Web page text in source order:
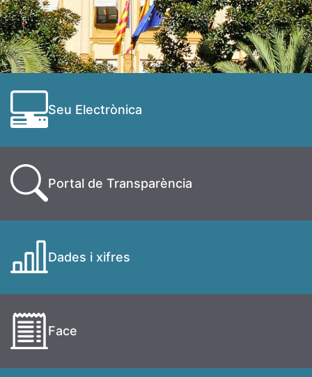
Seu Electrònica
Portal de Transparència
Dades i xifres
Face